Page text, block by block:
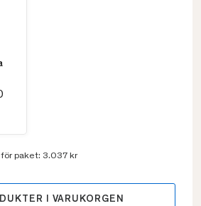
för paket: 3.037 kr
I VARUKORGEN